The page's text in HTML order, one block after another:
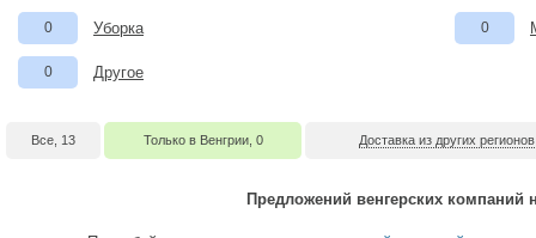
0 Уборка 0
0 Другое
Все, 13 Только в Венгрии, 0 Доставка из других
Предложений венгерских компаний